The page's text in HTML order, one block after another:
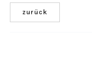
zurück